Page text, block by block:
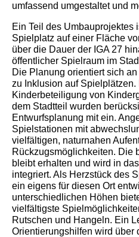
umfassend umgestaltet und
Ein Teil des Umbauprojektes
Spielplatz auf einer Fläche
über die Dauer der IGA 27
öffentlicher Spielraum im
Die Planung orientiert sich
zu Inklusion auf
Kinderbeteiligung von
dem Stadtteil wurden
Entwurfsplanung mit ein.
Spielstationen mit
vielfältigen, naturnahen
Rückzugsmöglichkeiten. Die
bleibt erhalten und wird in
integriert. Als Herzstück des
ein eigens für diesen Ort
unterschiedlichen Höhen
vielfältigste
Rutschen und Hangeln. Ein
Orientierungshilfen wird über